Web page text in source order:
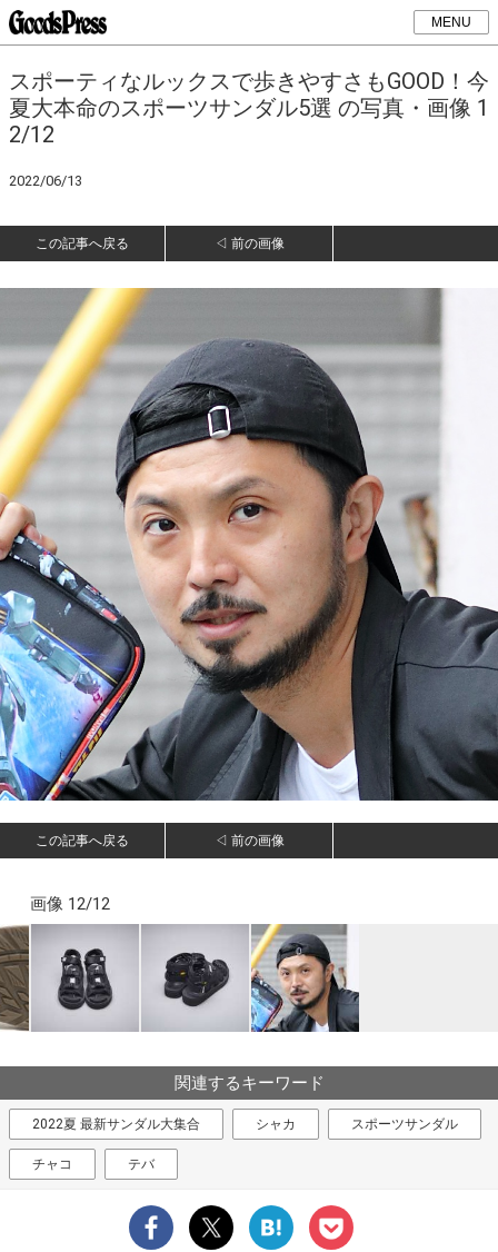
MENU
スポーティなルックスで歩きやすさもGOOD！今
夏大本命のスポーツサンダル5選 の写真・画像 1
2/12
2022/06/13
この記事へ戻る ◁ 前の画像
この記事へ戻る ◁ 前の画像
画像 12/12
関連するキーワード
2022夏 最新サンダル大集合 シャカ スポーツサンダル
チャコ テバ